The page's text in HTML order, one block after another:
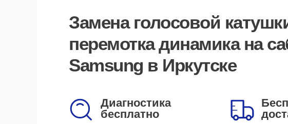
Замена голосовой
перемотка динамикана
Samsung в Иркутске
Диагностика
бесплатно